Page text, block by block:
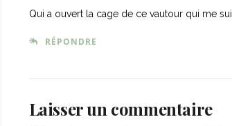
Qui a ouvert la cage de ce vautour qui me
RÉPONDRE
Laisser un commentaire